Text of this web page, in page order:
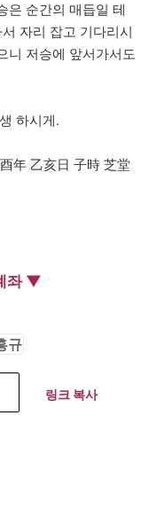
은 순간의 매듭일 테
자리 잡고 기다리시
니 저승에 앞서가서도
하시게.
年 乙亥日 子時 芝堂
좌 ▼
규
링크 복사